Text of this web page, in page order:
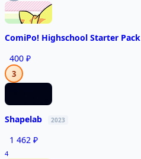
ComiPo! Highschool Starter Pack
400 ₽
3
Shapelab 2023
1 462 ₽
4